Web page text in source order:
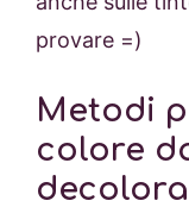
provare =)
Metodi
colore